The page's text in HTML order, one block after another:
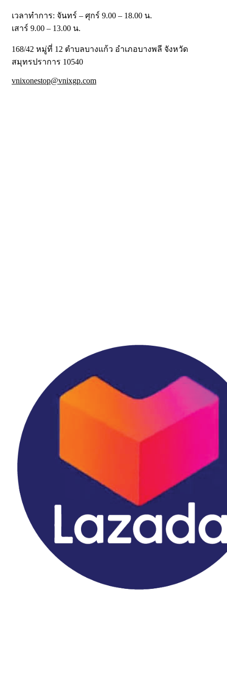
เวลาทำการ: จันทร์ – ศุกร์ 9.00 – 18.00 น.
เสาร์ 9.00 – 13.00 น.
168/42 หมู่ที่ 12 ตำบลบางแก้ว อำเภอบางพลี จังหวัด
สมุทรปราการ 10540
vnixonestop@vnixgp.com